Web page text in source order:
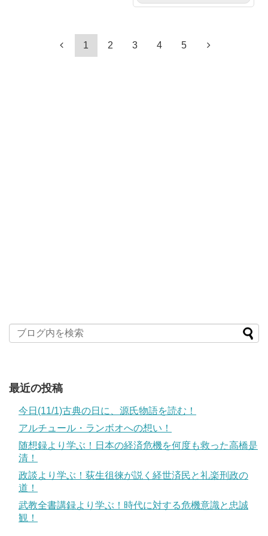
1 2 3 4 5
最近の投稿
今日(11/1)古典の日に、源氏物語を読む！
アルチュール・ランボオへの想い！
随想録より学ぶ！日本の経済危機を何度も救った高橋是
清！
政談より学ぶ！荻生徂徠が説く経世済民と礼楽刑政の
道！
武教全書講録より学ぶ！時代に対する危機意識と忠誠
観！